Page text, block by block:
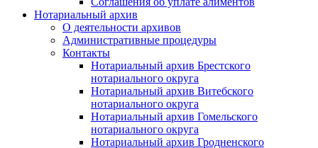
Нотариальный архив
О деятельности архивов
Административные процедуры
Контакты
Нотариальный архив Брестского
нотариального округа
Нотариальный архив Витебского
нотариального округа
Нотариальный архив Гомельского
нотариального округа
Нотариальный архив Гродненского